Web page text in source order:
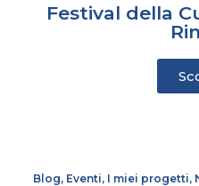
Festival della
Blog, Eventi, I miei progetti,